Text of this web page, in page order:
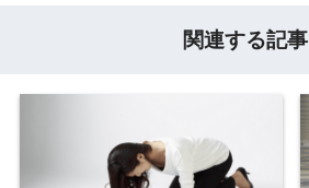
関連する記事